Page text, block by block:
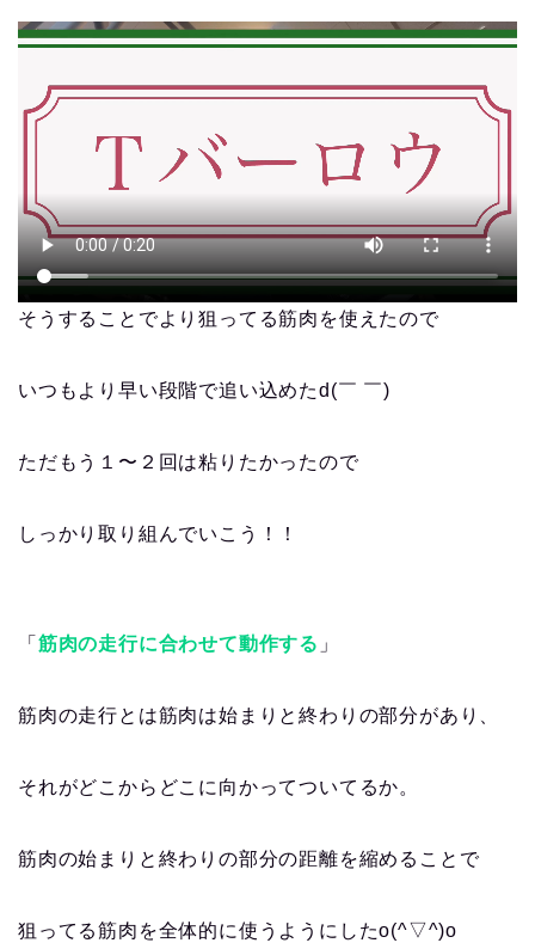
そうすることでより狙ってる筋肉を使えたので
いつもより早い段階で追い込めたd(￣ ￣)
ただもう１〜２回は粘りたかったので
しっかり取り組んでいこう！！
「 筋肉の走行に合わせて動作する 」
筋肉の走行とは筋肉は始まりと終わりの部分があり、
それがどこからどこに向かってついてるか。
筋肉の始まりと終わりの部分の距離を縮めることで
狙ってる筋肉を全体的に使うようにしたo(^▽^)o